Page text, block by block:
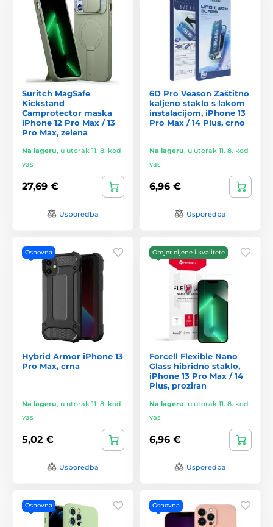
Suritch MagSafe
Kickstand
Camprotector maska
iPhone 12 Pro Max / 13
Pro Max, zelena
Na lageru, u utorak 11. 8. kod
vas
27,69 €
Usporedba
6D Pro Veason Zaštitno
kaljeno staklo s lakom
instalacijom, iPhone 13
Pro Max / 14 Plus, crno
Na lageru, u utorak 11. 8. kod
vas
6,96 €
Usporedba
Osnovna
Hybrid Armor iPhone 13
Pro Max, crna
Na lageru, u utorak 11. 8. kod
vas
5,02 €
Usporedba
Omjer cijene i kvalitete
Forcell Flexible Nano
Glass hibridno staklo,
iPhone 13 Pro Max / 14
Plus, proziran
Na lageru, u utorak 11. 8. kod
vas
6,96 €
Usporedba
Osnovna Osnovna